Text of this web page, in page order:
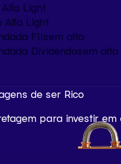
Light
Alfa Light
FIIsem alta
Dividendosem alta
de ser Rico
para investir